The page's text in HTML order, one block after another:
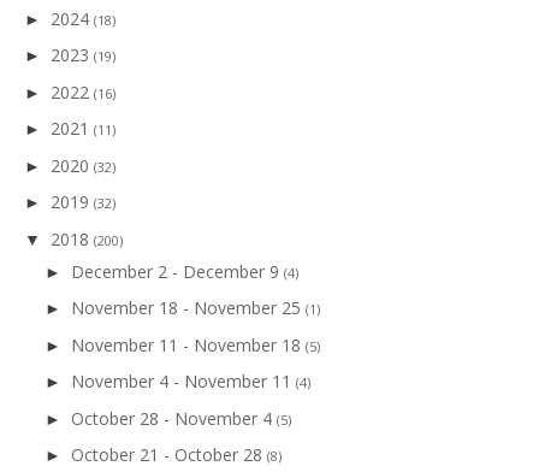
► 2024 (18)
► 2023 (19)
► 2022 (16)
► 2021 (11)
► 2020 (32)
► 2019 (32)
▼ 2018 (200)
► December 2 - December 9 (4)
► November 18 - November 25 (1)
► November 11 - November 18 (5)
► November 4 - November 11 (4)
► October 28 - November 4 (5)
► October 21 - October 28 (8)